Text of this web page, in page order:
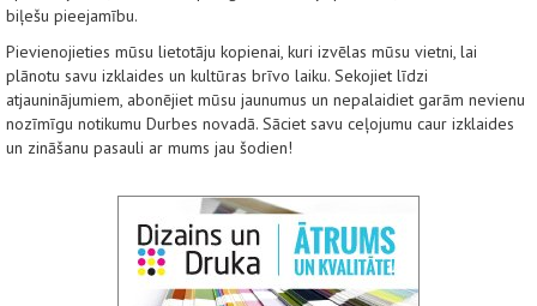
biļešu pieejamību.
Pievienojieties mūsu lietotāju kopienai, kuri izvēlas mūsu vietni, lai
plānotu savu izklaides un kultūras brīvo laiku. Sekojiet līdzi
atjauninājumiem, abonējiet mūsu jaunumus un nepalaidiet garām nevienu
nozīmīgu notikumu Durbes novadā. Sāciet savu ceļojumu caur izklaides
un zināšanu pasauli ar mums jau šodien!